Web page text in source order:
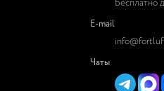
Бесплатно
E-mail
Чаты